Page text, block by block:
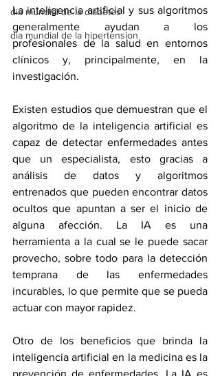
dia mundial de la diabetes
dia mundial de la hipertension
La inteligencia artificial y sus algoritmos
generalmente ayudan a los
profesionales de la salud en entornos
clínicos y, principalmente, en la
investigación.
Existen estudios que demuestran que el
algoritmo de la inteligencia artificial es
capaz de detectar enfermedades antes
que un especialista, esto gracias a
análisis de datos y algoritmos
entrenados que pueden encontrar datos
ocultos que apuntan a ser el inicio de
alguna afección. La IA es una
herramienta a la cual se le puede sacar
provecho, sobre todo para la detección
temprana de las enfermedades
incurables, lo que permite que se pueda
actuar con mayor rapidez.
Otro de los beneficios que brinda la
inteligencia artificial en la medicina es la
prevención de enfermedades. La IA es